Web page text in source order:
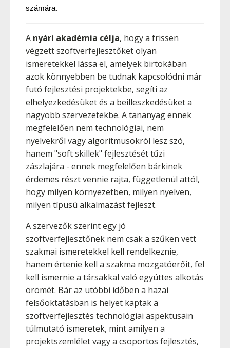
számára.
A nyári akadémia célja, hogy a frissen
végzett szoftverfejlesztőket olyan
ismeretekkel lássa el, amelyek birtokában
azok könnyebben be tudnak kapcsolódni már
futó fejlesztési projektekbe, segíti az
elhelyezkedésüket és a beilleszkedésüket a
nagyobb szervezetekbe. A tananyag ennek
megfelelően nem technológiai, nem
nyelvekről vagy algoritmusokról lesz szó,
hanem "soft skillek" fejlesztését tűzi
zászlajára - ennek megfelelően bárkinek
érdemes részt vennie rajta, függetlenül attól,
hogy milyen környezetben, milyen nyelven,
milyen típusú alkalmazást fejleszt.
A szervezők szerint egy jó
szoftverfejlesztőnek nem csak a szűken vett
szakmai ismeretekkel kell rendelkeznie,
hanem értenie kell a szakma mozgatóerőit, fel
kell ismernie a társakkal való együttes alkotás
örömét. Bár az utóbbi időben a hazai
felsőoktatásban is helyet kaptak a
szoftverfejlesztés technológiai aspektusain
túlmutató ismeretek, mint amilyen a
projektszemlélet vagy a csoportos fejlesztés,